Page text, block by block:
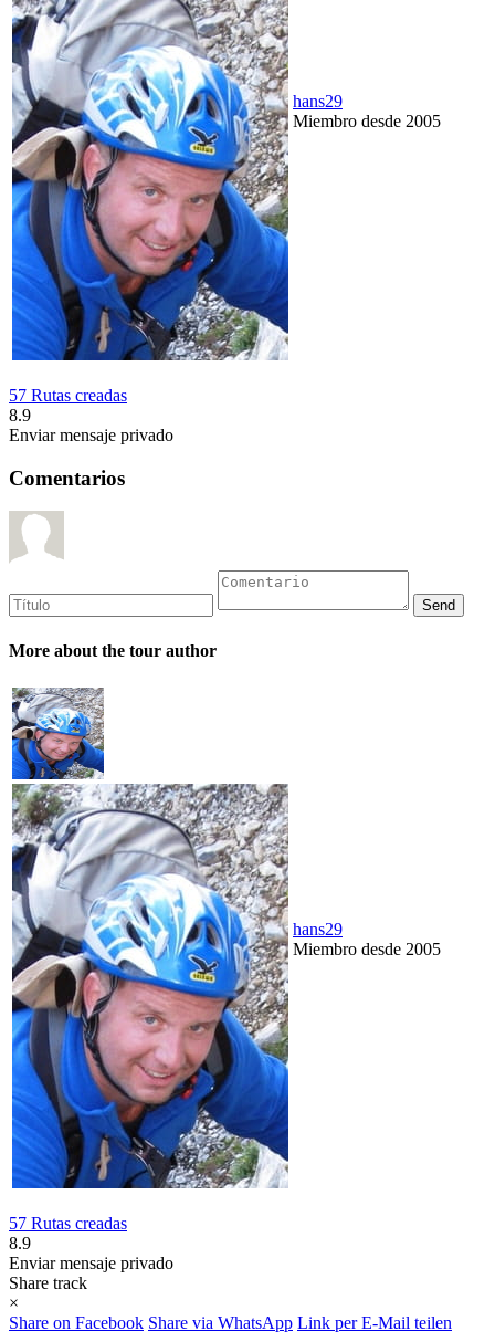
hans29
Miembro desde 2005
57 Rutas creadas
8.9
Enviar mensaje privado
Comentarios
More about the tour author
hans29
Miembro desde 2005
57 Rutas creadas
8.9
Enviar mensaje privado
Share track
×
Share on Facebook Share via WhatsApp Link per E-Mail teilen